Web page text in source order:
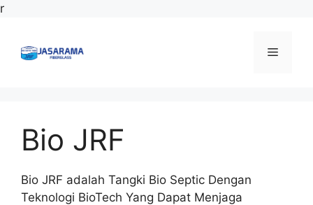
rLangsung
Menu
Bio JRF
Bio JRF adalah Tangki Bio Septic Dengan
Teknologi BioTech Yang Dapat Menjaga